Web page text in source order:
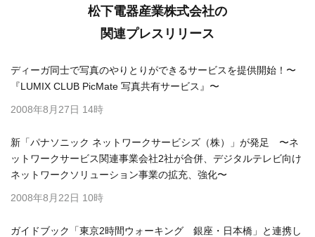
松下電器産業株式会社の
関連プレスリリース
ディーガ同士で写真のやりとりができるサービスを提供開始！〜
『LUMIX CLUB PicMate 写真共有サービス』〜
2008年8月27日 14時
新「パナソニック ネットワークサービシズ（株）」が発足 〜ネ
ットワークサービス関連事業会社2社が合併、デジタルテレビ向け
ネットワークソリューション事業の拡充、強化〜
2008年8月22日 10時
ガイドブック「東京2時間ウォーキング 銀座・日本橋」と連携し